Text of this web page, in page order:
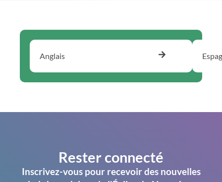
Anglais
Rester connecté
Inscrivez-vous pour recevoir des nouvelles